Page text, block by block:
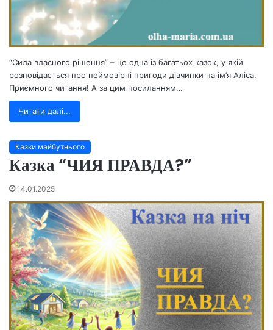
“Сила власного рішення” – це одна із багатьох казок, у якій
розповідається про неймовірні пригоди дівчинки на ім’я Аліса.
Приємного читання! А за цим посиланням…
Читати далі...
Казки майбутнього
Казка “ЧИЯ ПРАВДА?”
14.01.2025